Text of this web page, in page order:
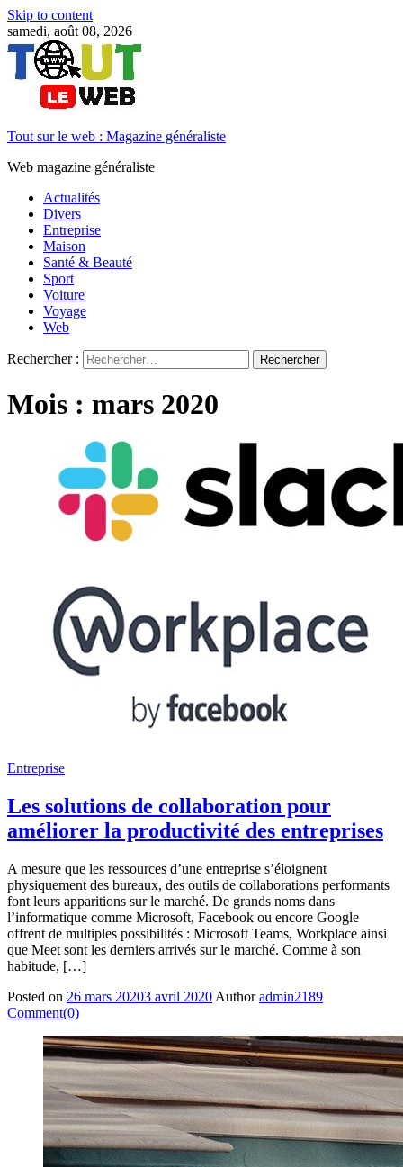
Skip to content
samedi, août 08, 2026
Tout sur le web : Magazine généraliste
Web magazine généraliste
Actualités
Divers
Entreprise
Maison
Santé & Beauté
Sport
Voiture
Voyage
Web
Rechercher :
Mois : mars 2020
Entreprise
Les solutions de collaboration pour
améliorer la productivité des entreprises
A mesure que les ressources d’une entreprise s’éloignent
physiquement des bureaux, des outils de collaborations performants
font leurs apparitions sur le marché. De grands noms dans
l’informatique comme Microsoft, Facebook ou encore Google
offrent de multiples possibilités : Microsoft Teams, Workplace ainsi
que Meet sont les derniers arrivés sur le marché. Comme à son
habitude, […]
Posted on 26 mars 20203 avril 2020 Author admin2189
Comment(0)